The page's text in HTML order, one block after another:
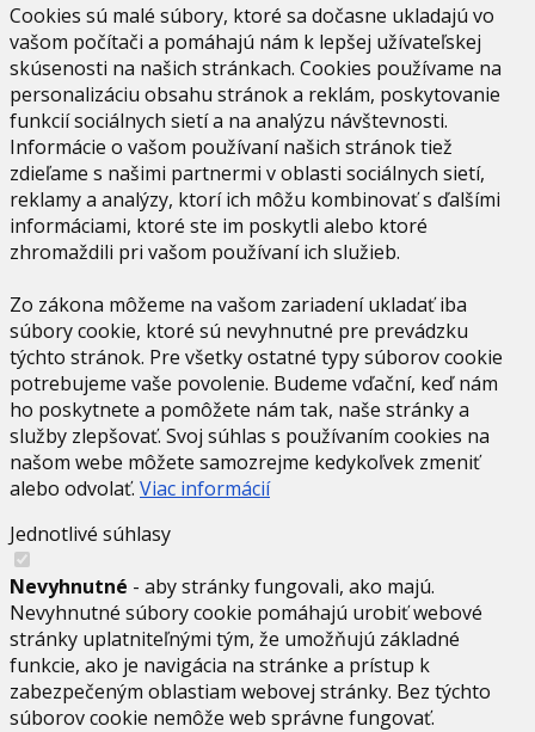
Cookies sú malé súbory, ktoré sa dočasne ukladajú vo
vašom počítači a pomáhajú nám k lepšej užívateľskej
skúsenosti na našich stránkach. Cookies používame na
personalizáciu obsahu stránok a reklám, poskytovanie
funkcií sociálnych sietí a na analýzu návštevnosti.
Informácie o vašom používaní našich stránok tiež
zdieľame s našimi partnermi v oblasti sociálnych sietí,
reklamy a analýzy, ktorí ich môžu kombinovať s ďalšími
informáciami, ktoré ste im poskytli alebo ktoré
zhromaždili pri vašom používaní ich služieb.
Zo zákona môžeme na vašom zariadení ukladať iba
súbory cookie, ktoré sú nevyhnutné pre prevádzku
týchto stránok. Pre všetky ostatné typy súborov cookie
potrebujeme vaše povolenie. Budeme vďační, keď nám
ho poskytnete a pomôžete nám tak, naše stránky a
služby zlepšovať. Svoj súhlas s používaním cookies na
našom webe môžete samozrejme kedykoľvek zmeniť
alebo odvolať. Viac informácií
Jednotlivé súhlasy
Nevyhnutné - aby stránky fungovali, ako majú.
Nevyhnutné súbory cookie pomáhajú urobiť webové
stránky uplatniteľnými tým, že umožňujú základné
funkcie, ako je navigácia na stránke a prístup k
zabezpečeným oblastiam webovej stránky. Bez týchto
súborov cookie nemôže web správne fungovať.